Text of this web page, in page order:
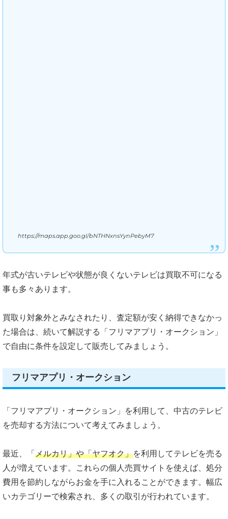
https://maps.app.goo.gl/bNTHNxnsYynPebyM7
年式が古いテレビや状態が良くないテレビは買取不可になる
事も多々あります。
買取り対象外とみなされたり、査定額が安く納得できなかっ
た場合は、続いて解説する「フリマアプリ・オークション」
で自由に条件を設定して販売してみましょう。
フリマアプリ・オークション
「フリマアプリ・オークション」を利用して、中古のテレビ
を売却する方法について考えてみましょう。
最近、「 メルカリ」や「ヤフオク」を利用してテレビを売る
人が増えています。これらの個人売買サイトを使えば、処分
費用を節約しながらお金を手に入れることができます。幅広
いカテゴリーで検索され、多くの取引が行われています。